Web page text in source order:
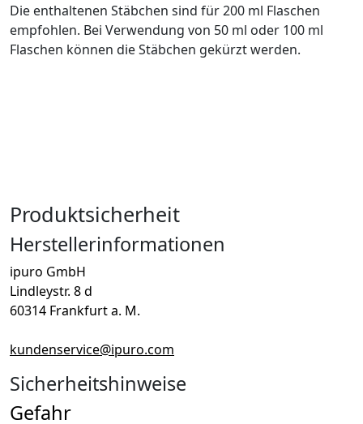
Die enthaltenen Stäbchen sind für 200 ml Flaschen
empfohlen. Bei Verwendung von 50 ml oder 100 ml
Flaschen können die Stäbchen gekürzt werden.
Produktsicherheit
Herstellerinformationen
ipuro GmbH
Lindleystr. 8 d
60314 Frankfurt a. M.
kundenservice@ipuro.com
Sicherheitshinweise
Gefahr